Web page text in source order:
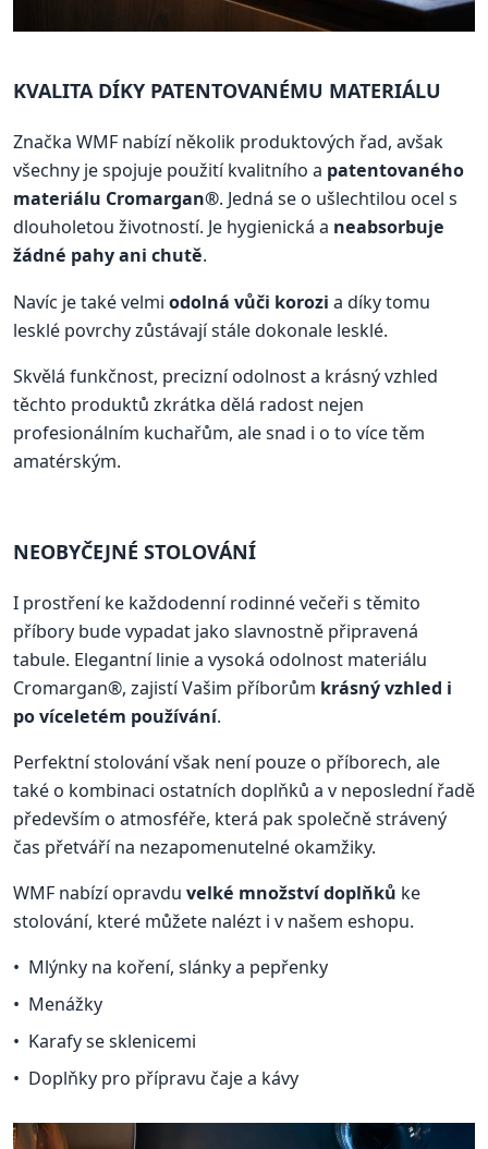
KVALITA DÍKY PATENTOVANÉMU MATERIÁLU
Značka WMF nabízí několik produktových řad, avšak
všechny je spojuje použití kvalitního a patentovaného
materiálu Cromargan®. Jedná se o ušlechtilou ocel s
dlouholetou životností. Je hygienická a neabsorbuje
žádné pahy ani chutě.
Navíc je také velmi odolná vůči korozi a díky tomu
lesklé povrchy zůstávají stále dokonale lesklé.
Skvělá funkčnost, precizní odolnost a krásný vzhled
těchto produktů zkrátka dělá radost nejen
profesionálním kuchařům, ale snad i o to více těm
amatérským.
NEOBYČEJNÉ STOLOVÁNÍ
I prostření ke každodenní rodinné večeři s těmito
příbory bude vypadat jako slavnostně připravená
tabule. Elegantní linie a vysoká odolnost materiálu
Cromargan®, zajistí Vašim příborům krásný vzhled i
po víceletém používání.
Perfektní stolování však není pouze o příborech, ale
také o kombinaci ostatních doplňků a v neposlední řadě
především o atmosféře, která pak společně strávený
čas přetváří na nezapomenutelné okamžiky.
WMF nabízí opravdu velké množství doplňků ke
stolování, které můžete nalézt i v našem eshopu.
Mlýnky na koření, slánky a pepřenky
Menážky
Karafy se sklenicemi
Doplňky pro přípravu čaje a kávy